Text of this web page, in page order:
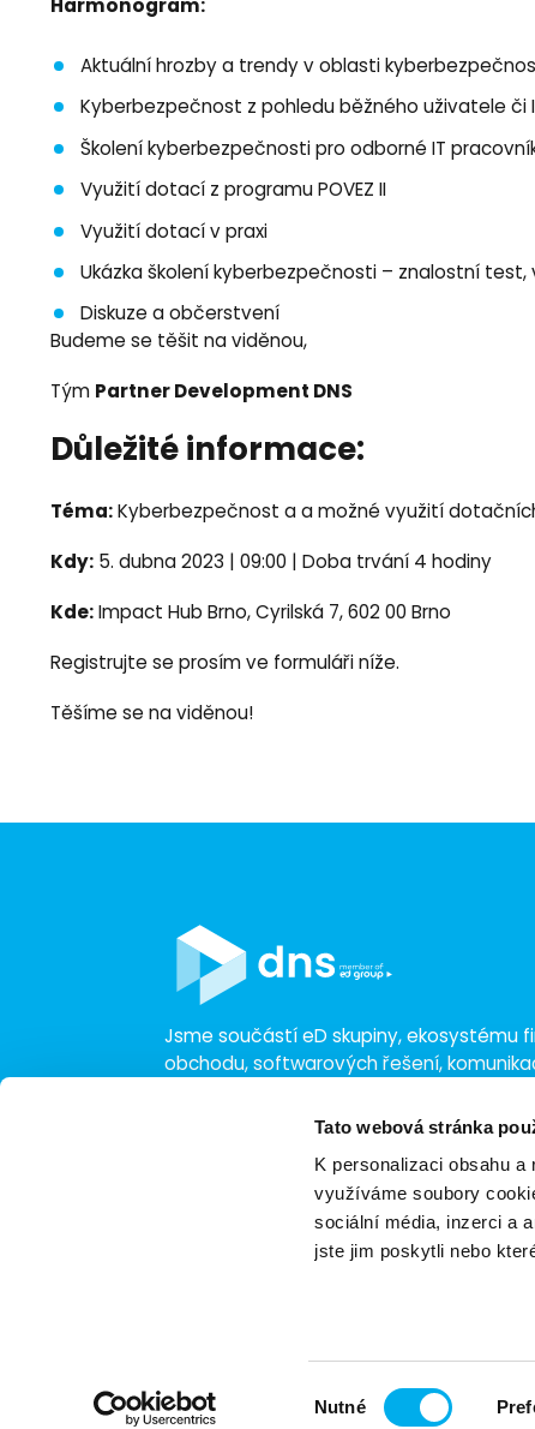
Tato webová stránka
K personalizaci obsahu
využíváme soubory
sociální média, inzerci a
jste jim poskytli nebo
Nutné
Harmonogram:
Aktuální hrozby a trendy v oblasti
Kyberbezpečnost z pohledu běžného uživatele
Školení kyberbezpečnosti pro odborné IT
Využití dotací z programu POVEZ II
Využití dotací v praxi
Ukázka školení kyberbezpečnosti – znalostní
Diskuze a občerstvení
Budeme se těšit na viděnou,
Tým Partner Development DNS
Důležité informace:
Téma:Kyberbezpečnost a a možné využití
Kdy:5. dubna 2023 | 09:00 | Doba trvání 4 hodiny
Kde:Impact Hub Brno, Cyrilská 7, 602 00 Brno
Registrujte se prosím ve formuláři níže.
Těšíme se na viděnou!
Jsme součástí eD skupiny, ekosystému
obchodu, softwarových řešení,
a tržbami přesahujícími 16 miliard.